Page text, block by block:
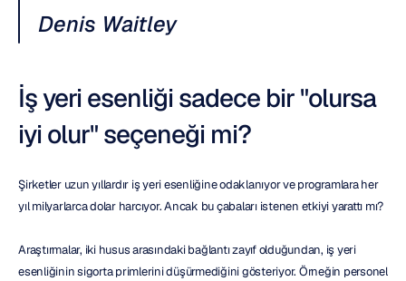
Denis Waitley
İş yeri esenliği sadece bir "olursa
iyi olur" seçeneği mi?
Şirketler uzun yıllardır iş yeri esenliğine odaklanıyor ve programlara her
yıl milyarlarca dolar harcıyor. Ancak bu çabaları istenen etkiyi yarattı mı?
Araştırmalar, iki husus arasındaki bağlantı zayıf olduğundan, iş yeri
esenliğinin sigorta primlerini düşürmediğini gösteriyor. Örneğin personel